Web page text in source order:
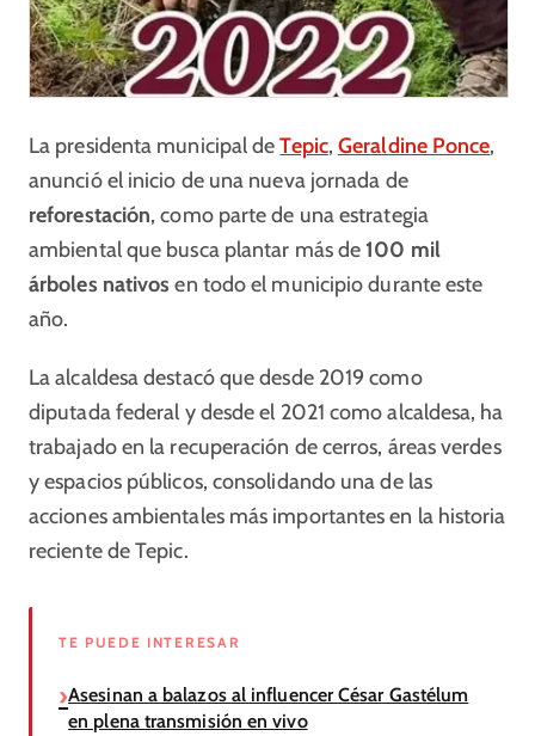
La presidenta municipal deTepic,Geraldine Ponce,
anunció el inicio de una nueva jornada de
reforestación, como parte de una estrategia
ambiental que busca plantar más de 100 mil
árboles nativosen todo el municipio durante este
año.
La alcaldesa destacó que desde 2019 como
diputada federal y desde el 2021 como alcaldesa, ha
trabajado en la recuperación de cerros, áreas verdes
y espacios públicos, consolidando una de las
acciones ambientales más importantes en la historia
reciente de Tepic.
TE PUEDE INTERESAR
Asesinan a balazos al influencer César Gastélum
en plena transmisión en vivo